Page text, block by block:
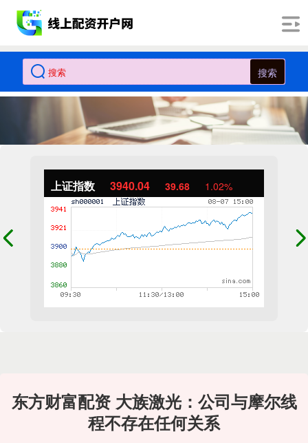
搜索
上证指数 3940.04 39.68 1.02%
东方财富配资 大族激光：公司与摩尔线
程不存在任何关系